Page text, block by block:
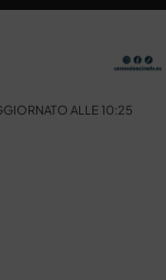
ALLE 10:25